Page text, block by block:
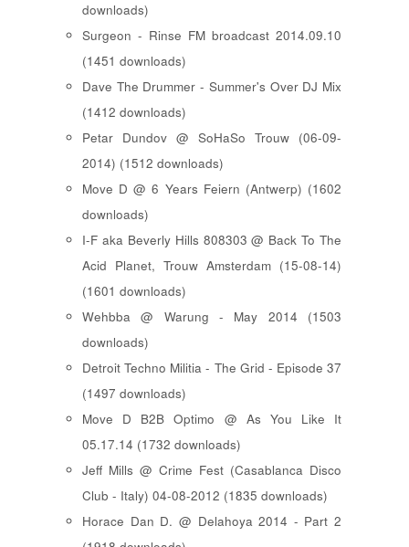
downloads)
Surgeon - Rinse FM broadcast 2014.09.10
(1451 downloads)
Dave The Drummer - Summer's Over DJ Mix
(1412 downloads)
Petar Dundov @ SoHaSo Trouw (06-09-
2014) (1512 downloads)
Move D @ 6 Years Feiern (Antwerp) (1602
downloads)
I-F aka Beverly Hills 808303 @ Back To The
Acid Planet, Trouw Amsterdam (15-08-14)
(1601 downloads)
Wehbba @ Warung - May 2014 (1503
downloads)
Detroit Techno Militia - The Grid - Episode 37
(1497 downloads)
Move D B2B Optimo @ As You Like It
05.17.14 (1732 downloads)
Jeff Mills @ Crime Fest (Casablanca Disco
Club - Italy) 04-08-2012 (1835 downloads)
Horace Dan D. @ Delahoya 2014 - Part 2